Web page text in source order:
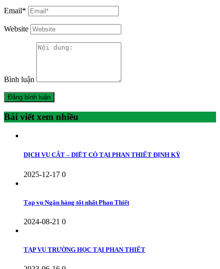
Email*
Website
Bình luận
Bài viết xem nhiều
DỊCH VỤ CẮT – DIỆT CỎ TẠI PHAN THIẾT ĐỊNH KỲ
2025-12-17 0
Tạp vụ Ngân hàng tốt nhất Phan Thiết
2024-08-21 0
TẠP VỤ TRƯỜNG HỌC TẠI PHAN THIẾT